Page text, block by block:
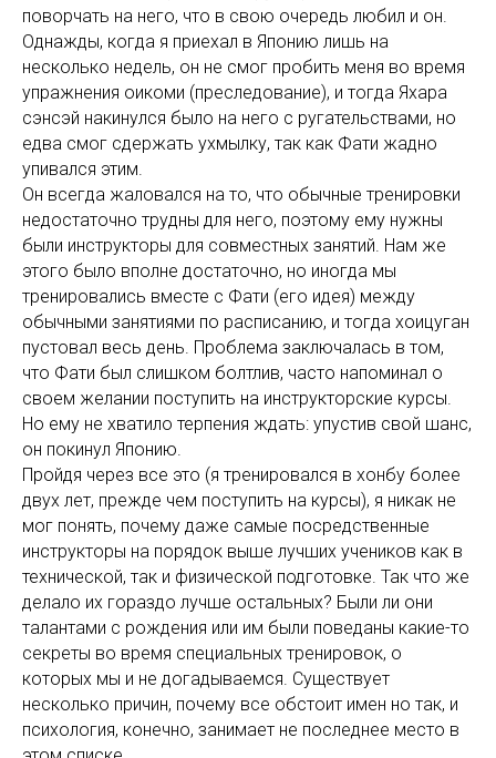
поворчать на него, что в свою очередь любил и он.
Однажды, когда я приехал в Японию лишь на
несколько недель, он не смог пробить меня во время
упражнения оикоми (преследование), и тогда Яхара
сэнсэй накинулся было на него с ругательствами, но
едва смог сдержать ухмылку, так как Фати жадно
упивался этим.
Он всегда жаловался на то, что обычные тренировки
недостаточно трудны для него, поэтому ему нужны
были инструкторы для совместных занятий. Нам же
этого было вполне достаточно, но иногда мы
тренировались вместе с Фати (его идея) между
обычными занятиями по расписанию, и тогда хоицуган
пустовал весь день. Проблема заключалась в том,
что Фати был слишком болтлив, часто напоминал о
своем желании поступить на инструкторские курсы.
Но ему не хватило терпения ждать: упустив свой шанс,
он покинул Японию.
Пройдя через все это (я тренировался в хонбу более
двух лет, прежде чем поступить на курсы), я никак не
мог понять, почему даже самые посредственные
инструкторы на порядок выше лучших учеников как в
технической, так и физической подготовке. Так что же
делало их гораздо лучше остальных? Были ли они
талантами с рождения или им были поведаны какие-то
секреты во время специальных тренировок, о
которых мы и не догадываемся. Существует
несколько причин, почему все обстоит имен но так, и
психология, конечно, занимает не последнее место в